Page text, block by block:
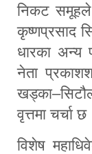
निकट समूहले
कृष्णप्रसाद
धारका अन्य
नेता
वृत्तमा चर्चा छ
विशेष